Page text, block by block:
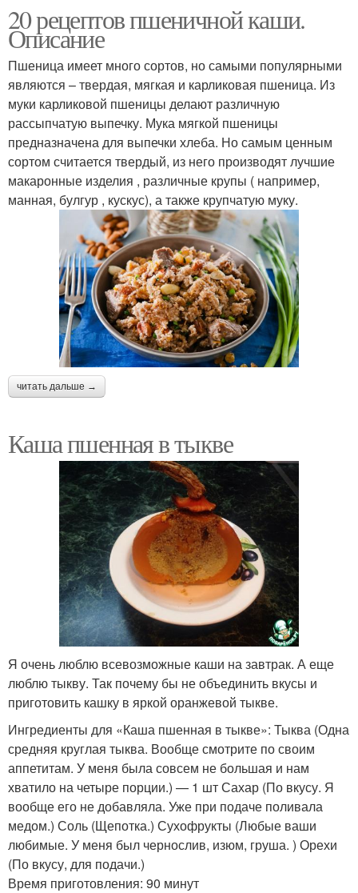
20 рецептов пшеничной каши.
Описание
Пшеница имеет много сортов, но самыми популярными
являются – твердая, мягкая и карликовая пшеница. Из
муки карликовой пшеницы делают различную
рассыпчатую выпечку. Мука мягкой пшеницы
предназначена для выпечки хлеба. Но самым ценным
сортом считается твердый, из него производят лучшие
макаронные изделия , различные крупы ( например,
манная, булгур , кускус), а также крупчатую муку.
читать дальше →
Каша пшенная в тыкве
Я очень люблю всевозможные каши на завтрак. А еще
люблю тыкву. Так почему бы не объединить вкусы и
приготовить кашку в яркой оранжевой тыкве.
Ингредиенты для «Каша пшенная в тыкве»: Тыква (Одна
средняя круглая тыква. Вообще смотрите по своим
аппетитам. У меня была совсем не большая и нам
хватило на четыре порции.) — 1 шт Сахар (По вкусу. Я
вообще его не добавляла. Уже при подаче поливала
медом.) Соль (Щепотка.) Сухофрукты (Любые ваши
любимые. У меня был чернослив, изюм, груша. ) Орехи
(По вкусу, для подачи.)
Время приготовления: 90 минут